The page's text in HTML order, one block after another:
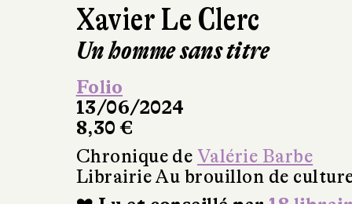
Xavier Le Clerc
Un homme sans titre
Folio
13/06/2024
8,30 €
Chronique de Valérie Barbe
Librairie Au brouillon de